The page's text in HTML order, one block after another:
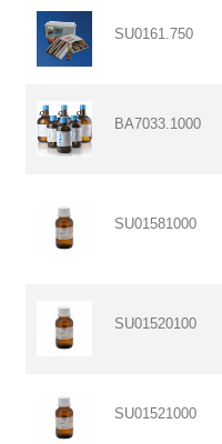
SU0161.750
BA7033.1000
SU01581000
SU01520100
SU01521000